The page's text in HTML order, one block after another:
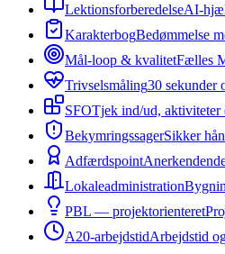
LektionsforberedelseAI-
KarakterbogBedømmelse
Mål-loop & kvalitetFælles
Trivselsmåling30 sekunder
SFOTjek ind/ud,
BekymringssagerSikker
Adfærdspoint
Lokaleadministration
PBL — projektorienteret
A20-arbejdstidArbejdstid